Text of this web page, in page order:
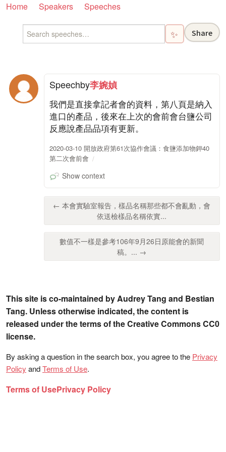
Home Speakers Speeches
✨ Share
Speechby李婉媜
我們是直接拿記者會的資料，第八頁是納入
進口的產品，後來在上次的會前會台鹽公司
反應說產品品項有更新。
2020-03-10 開放政府第61次協作會議：食鹽添加物鉀40
第二次會前會
Show context
← 本會實驗室報告，樣品名稱那些都不會亂動，會
依送檢樣品名稱依實...
數值不一樣是參考106年9月26日原能會的新聞
稿。... →
This site is co-maintained by Audrey Tang and Bestian
Tang. Unless otherwise indicated, the content is
released under the terms of the Creative Commons CC0
license.
By asking a question in the search box, you agree to the Privacy
Policy andTerms of Use.
Terms of UsePrivacy Policy